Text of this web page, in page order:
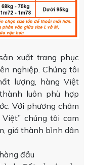
xuất trang phục
nghiệp. Chúng tôi
lượng, hàng Việt
luôn phù hợp
Với phương châm
chúng tôi cam
giá thành bình dân
đầu